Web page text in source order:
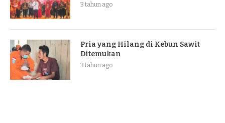
3 tahun ago
Pria yang Hilang di Kebun Sawit
Ditemukan
3 tahun ago